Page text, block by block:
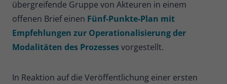
übergreifende Gruppe von Akteuren in einem
offenen Brief einen Fünf-Punkte-Plan mit
Empfehlungen zur Operationalisierung der
Modalitäten des Prozessesvorgestellt.
In Reaktion auf die Veröffentlichung einer ersten